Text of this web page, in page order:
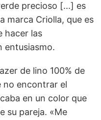
precioso [...] es
marca Criolla, que es
hacer las
entusiasmo.
de lino 100% de
no encontrar el
en un color que
su pareja. «Me